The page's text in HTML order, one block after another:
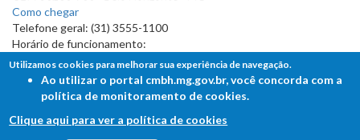
Como chegar
Telefone geral: (31) 3555-1100
Horário de funcionamento:
7h às 19h
Utilizamos cookies para melhorar sua experiência de navegação.
Ao utilizar o portal cmbh.mg.gov.br, você concorda com a
política de monitoramento de cookies.
Clique aqui para ver a política de cookies